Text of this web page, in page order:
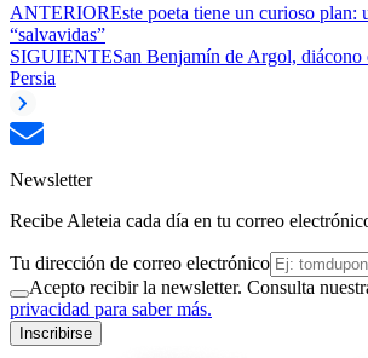
ANTERIOREste poeta tiene un curioso plan:
“salvavidas”
SIGUIENTESan Benjamín de Argol, diácono
Persia
Newsletter
Recibe Aleteia cada día en tu correo
Tu dirección de correo electrónico
Acepto recibir la newsletter. Consulta
privacidad para saber más.
Inscribirse